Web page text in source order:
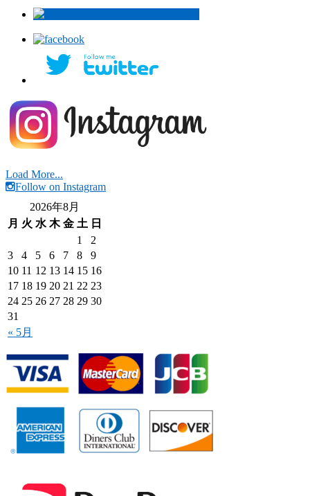
Load More...
Follow on Instagram
2026年8月
月 火 水 木 金 土 日
« 5月
1
2
3
4 5 6 7 8
9
10 11 12 13 14 15 16
17 18 19 20 21 22 23
24 25 26 27 28 29 30
31